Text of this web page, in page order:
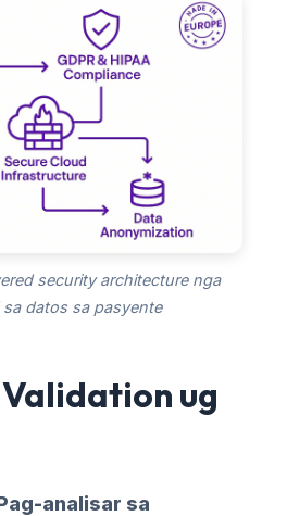
security architecture nga
datos sa pasyente
ug
analisar sa